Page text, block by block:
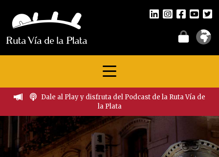
Dale al Play y disfruta del Podcast de la Ruta Vía de
la Plata